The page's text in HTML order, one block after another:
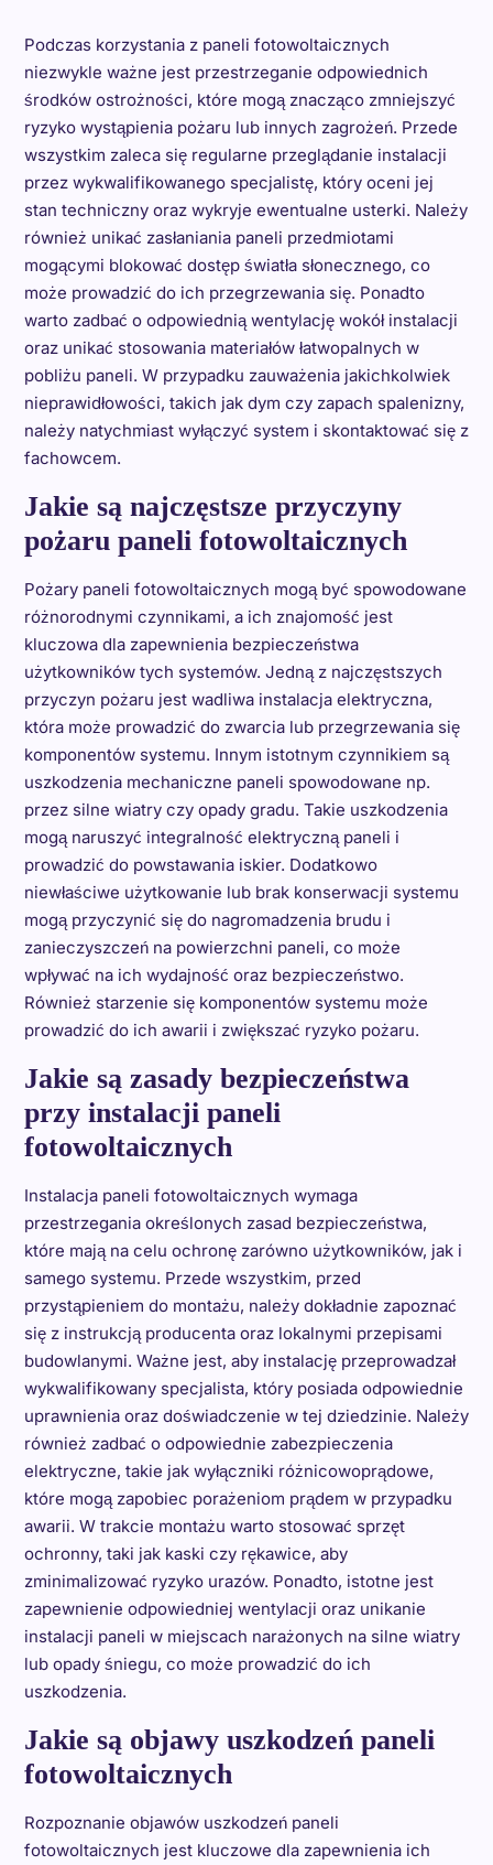
Podczas korzystania z paneli fotowoltaicznych
niezwykle ważne jest przestrzeganie odpowiednich
środków ostrożności, które mogą znacząco zmniejszyć
ryzyko wystąpienia pożaru lub innych zagrożeń. Przede
wszystkim zaleca się regularne przeglądanie instalacji
przez wykwalifikowanego specjalistę, który oceni jej
stan techniczny oraz wykryje ewentualne usterki. Należy
również unikać zasłaniania paneli przedmiotami
mogącymi blokować dostęp światła słonecznego, co
może prowadzić do ich przegrzewania się. Ponadto
warto zadbać o odpowiednią wentylację wokół instalacji
oraz unikać stosowania materiałów łatwopalnych w
pobliżu paneli. W przypadku zauważenia jakichkolwiek
nieprawidłowości, takich jak dym czy zapach spalenizny,
należy natychmiast wyłączyć system i skontaktować się z
fachowcem.
Jakie są najczęstsze przyczyny
pożaru paneli fotowoltaicznych
Pożary paneli fotowoltaicznych mogą być spowodowane
różnorodnymi czynnikami, a ich znajomość jest
kluczowa dla zapewnienia bezpieczeństwa
użytkowników tych systemów. Jedną z najczęstszych
przyczyn pożaru jest wadliwa instalacja elektryczna,
która może prowadzić do zwarcia lub przegrzewania się
komponentów systemu. Innym istotnym czynnikiem są
uszkodzenia mechaniczne paneli spowodowane np.
przez silne wiatry czy opady gradu. Takie uszkodzenia
mogą naruszyć integralność elektryczną paneli i
prowadzić do powstawania iskier. Dodatkowo
niewłaściwe użytkowanie lub brak konserwacji systemu
mogą przyczynić się do nagromadzenia brudu i
zanieczyszczeń na powierzchni paneli, co może
wpływać na ich wydajność oraz bezpieczeństwo.
Również starzenie się komponentów systemu może
prowadzić do ich awarii i zwiększać ryzyko pożaru.
Jakie są zasady bezpieczeństwa
przy instalacji paneli
fotowoltaicznych
Instalacja paneli fotowoltaicznych wymaga
przestrzegania określonych zasad bezpieczeństwa,
które mają na celu ochronę zarówno użytkowników, jak i
samego systemu. Przede wszystkim, przed
przystąpieniem do montażu, należy dokładnie zapoznać
się z instrukcją producenta oraz lokalnymi przepisami
budowlanymi. Ważne jest, aby instalację przeprowadzał
wykwalifikowany specjalista, który posiada odpowiednie
uprawnienia oraz doświadczenie w tej dziedzinie. Należy
również zadbać o odpowiednie zabezpieczenia
elektryczne, takie jak wyłączniki różnicowoprądowe,
które mogą zapobiec porażeniom prądem w przypadku
awarii. W trakcie montażu warto stosować sprzęt
ochronny, taki jak kaski czy rękawice, aby
zminimalizować ryzyko urazów. Ponadto, istotne jest
zapewnienie odpowiedniej wentylacji oraz unikanie
instalacji paneli w miejscach narażonych na silne wiatry
lub opady śniegu, co może prowadzić do ich
uszkodzenia.
Jakie są objawy uszkodzeń paneli
fotowoltaicznych
Rozpoznanie objawów uszkodzeń paneli
fotowoltaicznych jest kluczowe dla zapewnienia ich